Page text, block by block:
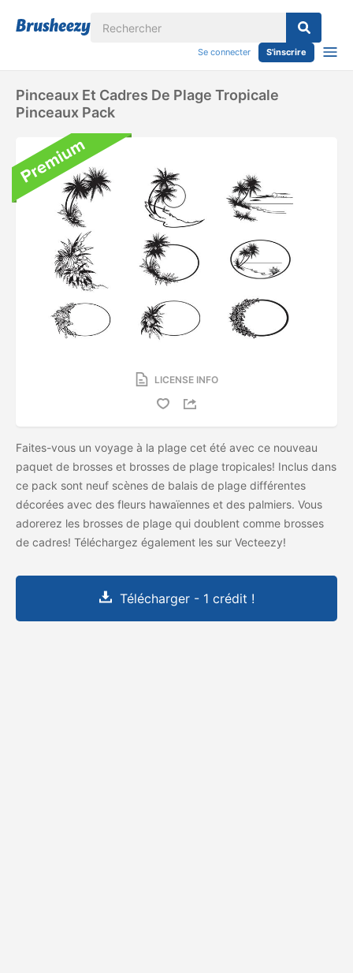
Se connecter S'inscrire
Pinceaux Et Cadres De Plage Tropicale
Pinceaux Pack
LICENSE INFO
Faites-vous un voyage à la plage cet été avec ce nouveau
paquet de brosses et brosses de plage tropicales! Inclus dans
ce pack sont neuf scènes de balais de plage différentes
décorées avec des fleurs hawaïennes et des palmiers. Vous
adorerez les brosses de plage qui doublent comme brosses
de cadres! Téléchargez également les sur Vecteezy!
Télécharger - 1 crédit !